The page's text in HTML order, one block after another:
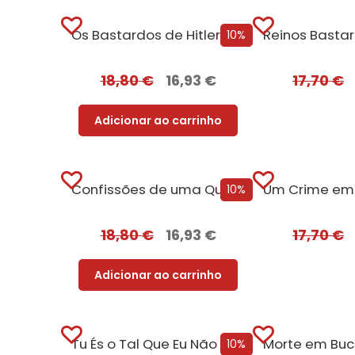
10%
Os Bastardos de Hitler [Edição Autografada]
18,80€ 16,93 €
Adicionar ao carrinho
17,70€
10%
Confissões de uma Quarentona na M*rda [Edição Autografada]
18,80€ 16,93 €
Adicionar ao carrinho
17,70€
10%
Tu És o Tal Que Eu Não Quero [Edição Autografada]